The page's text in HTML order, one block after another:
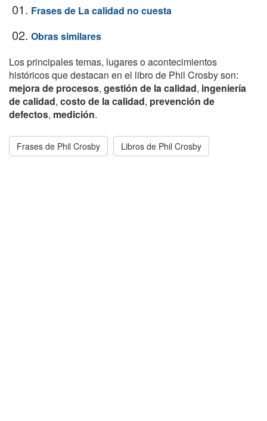
01. Frases de La calidad no cuesta
02. Obras similares
Los principales temas, lugares o acontecimientos
históricos que destacan en el libro de Phil Crosby son:
mejora de procesos, gestión de la calidad, ingeniería
de calidad, costo de la calidad, prevención de
defectos, medición.
Frases de Phil Crosby Libros de Phil Crosby